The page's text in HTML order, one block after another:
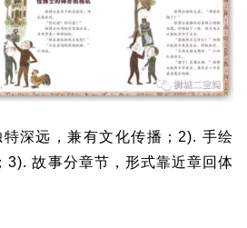
特深远，兼有文化传播；2). 手绘
3). 故事分章节，形式靠近章回体